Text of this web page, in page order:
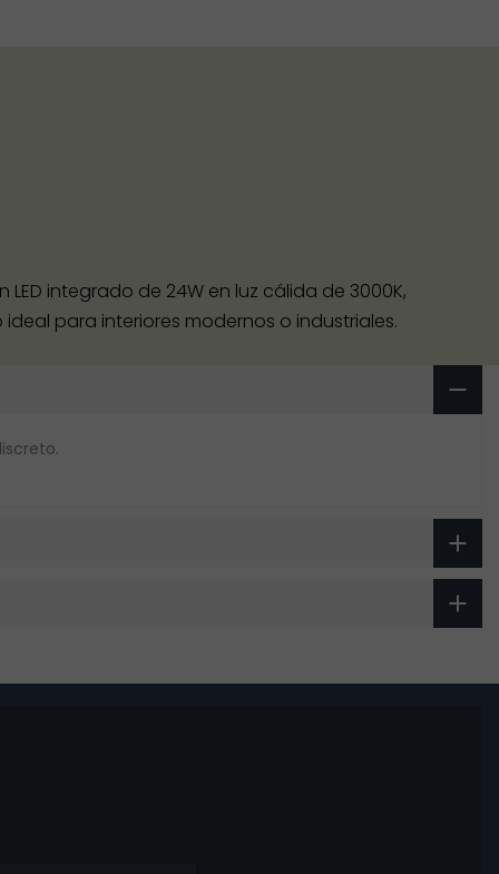
integrado de 24W en luz cálida de 3000K,
para interiores modernos o industriales.